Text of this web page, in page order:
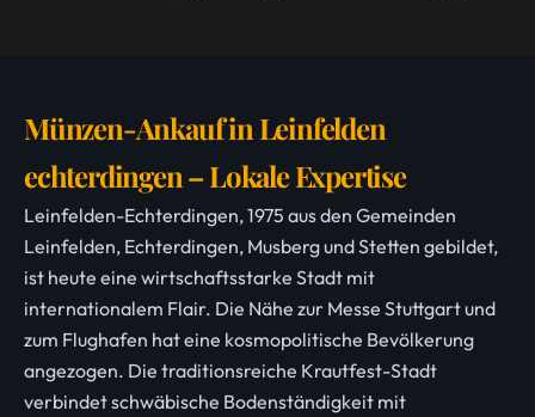
Münzen-Ankauf in Leinfelden
echterdingen – Lokale Expertise
Leinfelden-Echterdingen, 1975 aus den Gemeinden
Leinfelden, Echterdingen, Musberg und Stetten gebildet,
ist heute eine wirtschaftsstarke Stadt mit
internationalem Flair. Die Nähe zur Messe Stuttgart und
zum Flughafen hat eine kosmopolitische Bevölkerung
angezogen. Die traditionsreiche Krautfest-Stadt
verbindet schwäbische Bodenständigkeit mit